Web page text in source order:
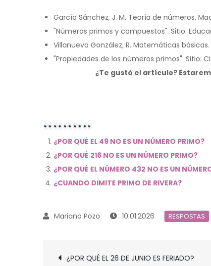
García Sánchez, J. M. Teoría de números.
"Números primos y compuestos". Sitio:
Villanueva González, R. Matemáticas básicas.
"Propiedades de los números primos". Sitio:
¿Te gustó el artículo?
¿POR QUÉ EL 49 NO ES UN NÚMERO PRIMO?
¿POR QUÉ 216 NO ES UN NÚMERO PRIMO?
¿POR QUÉ EL NÚMERO 432 NO ES UN
¿CUANDO DIMITE PRIMO DE RIVERA?
10.01.2026 RESPOSTAS
Navegación
¿POR QUÉ EL 26 DE JUNIO ES FERIADO?